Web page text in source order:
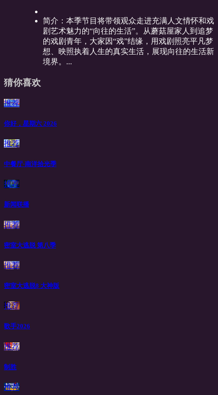
简介： 本季节目将带领观众走进充满人文情怀和戏
剧艺术魅力的“向往的生活”。从蘑菇屋家人到追梦
的戏剧青年，大家因“戏”结缘，用戏剧照亮平凡梦
想、映照执着人生的真实生活，展现向往的生活新
境界。...
猜你喜欢
推荐
你好，星期六 2026
推荐
中餐厅·南洋拾光季
推荐
新闻联播
推荐
密室大逃脱 第八季
推荐
密室大逃脱8 大神版
推荐
歌手2026
推荐
制胜
推荐